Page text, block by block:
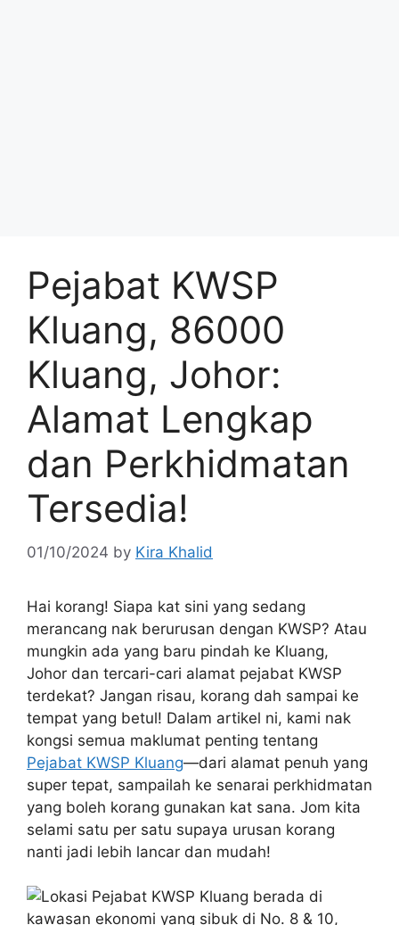
Pejabat KWSP
Kluang, 86000
Kluang, Johor:
Alamat Lengkap
dan Perkhidmatan
Tersedia!
01/10/2024 by Kira Khalid
Hai korang! Siapa kat sini yang sedang
merancang nak berurusan dengan KWSP? Atau
mungkin ada yang baru pindah ke Kluang,
Johor dan tercari-cari alamat pejabat KWSP
terdekat? Jangan risau, korang dah sampai ke
tempat yang betul! Dalam artikel ni, kami nak
kongsi semua maklumat penting tentang
Pejabat KWSP Kluang—dari alamat penuh yang
super tepat, sampailah ke senarai perkhidmatan
yang boleh korang gunakan kat sana. Jom kita
selami satu per satu supaya urusan korang
nanti jadi lebih lancar dan mudah!